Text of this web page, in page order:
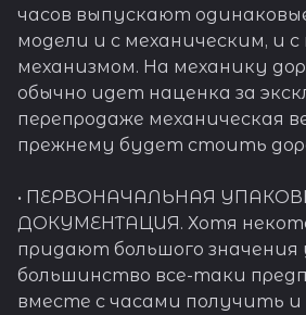
часов выпускают
модели и с механическим, и
механизмом. На механику
обычно идет наценка за
перепродаже механическая
прежнему будет стоить
• ПЕРВОНАЧАЛЬНАЯ
ДОКУМЕНТАЦИЯ. Хотя
придают большого значения
большинство все-таки
вместе с часами получить